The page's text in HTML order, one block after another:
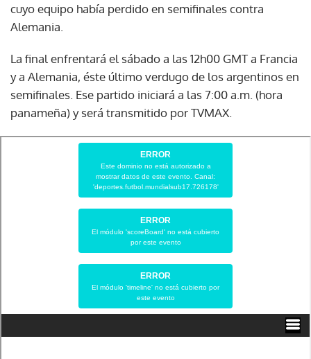
cuyo equipo había perdido en semifinales contra
Alemania.
La final enfrentará el sábado a las 12h00 GMT a Francia
y a Alemania, éste último verdugo de los argentinos en
semifinales. Ese partido iniciará a las 7:00 a.m. (hora
panameña) y será transmitido por TVMAX.